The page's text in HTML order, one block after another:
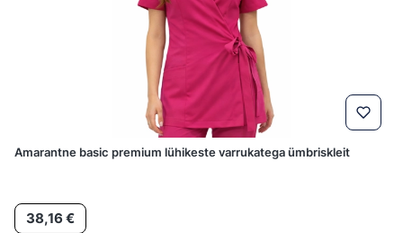
Amarantne basic premium lühikeste varrukatega ümbriskleit
Hind
38,16 €